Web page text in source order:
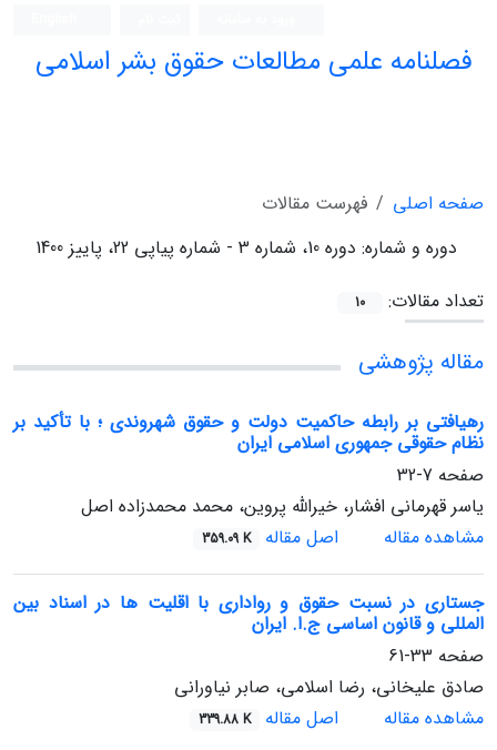
فصلنامه علمی مطالعات حقوق بشر اسلامی
صفحه اصلی
فهرست مقالات
دوره و شماره: دوره 10، شماره 3 - شماره پیاپی 22، پاییز 1400
تعداد مقالات:
10
مقاله پژوهشی
رهیافتی بر رابطه حاکمیت دولت و حقوق شهروندی‌ ؛ با تأکید بر
نظام حقوقی جمهوری اسلامی ایران
صفحه 7-32
یاسر قهرمانی افشار، خیرالله پروین، محمد محمدزاده اصل
مشاهده مقاله
اصل مقاله 359.09 K
جستاری در نسبت حقوق و رواداری با اقلیت ها در اسناد بین
المللی و قانون اساسی ج.ا. ایران
صفحه 33-61
صادق علیخانی، رضا اسلامی، صابر نیاورانی
مشاهده مقاله
اصل مقاله 339.88 K